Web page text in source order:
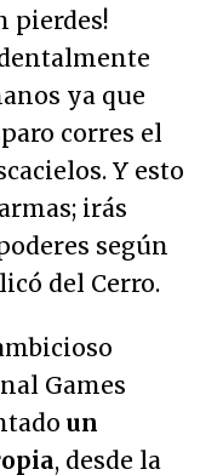
pierdes!
ya que
corres el
Y esto
irás
según
del Cerro.
Games
un
, desde la